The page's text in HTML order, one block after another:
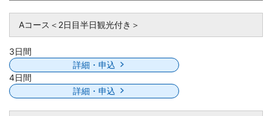
Aコース＜2日目半日観光付き＞
3日間
詳細・申込
4日間
詳細・申込